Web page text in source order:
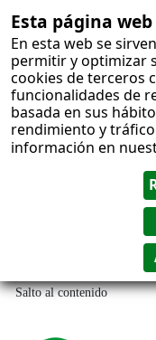
Esta página
En esta web se
permitir y optimizar
cookies de terceros
funcionalidades de
basada en sus
rendimiento y
información en
Salto al contenido